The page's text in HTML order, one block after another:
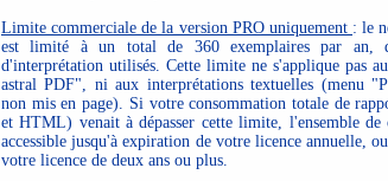
Limite commerciale de la version PRO uniquement : le
est limité à un total de 360 exemplaires par an,
d'interprétation utilisés. Cette limite ne s'applique pas
astral PDF", ni aux interprétations textuelles (menu
non mis en page). Si votre consommation totale de
et HTML) venait à dépasser cette limite, l'ensemble de
accessible jusqu'à expiration de votre licence annuelle,
votre licence de deux ans ou plus.